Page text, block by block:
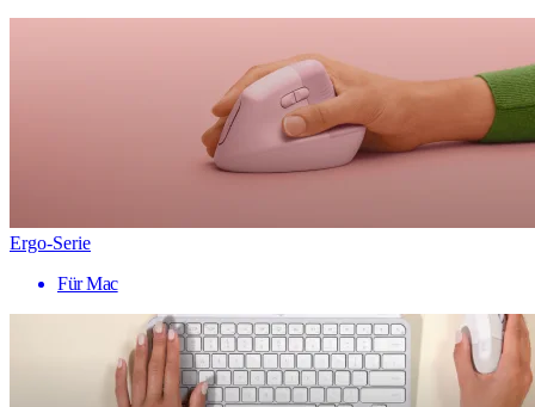
Ergo-Serie
Für Mac